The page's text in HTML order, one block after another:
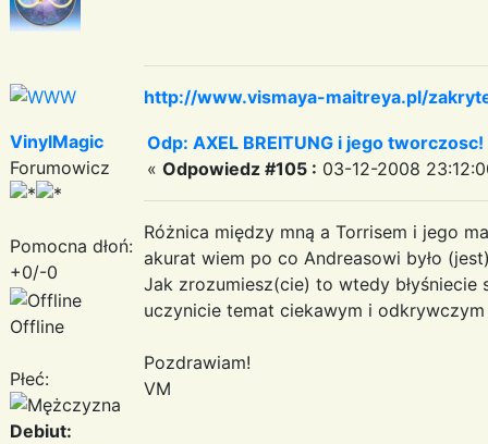
http://www.vismaya-maitreya.pl/
VinylMagic
Forumowicz
Pomocna dłoń:
+0/-0
Offline
Płeć:
Debiut:
Odp: AXEL BREITUNG i jego
« Odpowiedz #105 : 03-12-2008
Różnica między mną a Torrisem i jego
akurat wiem po co Andreasowi było
Jak zrozumiesz(cie) to wtedy
uczynicie temat ciekawym i
Pozdrawiam!
VM